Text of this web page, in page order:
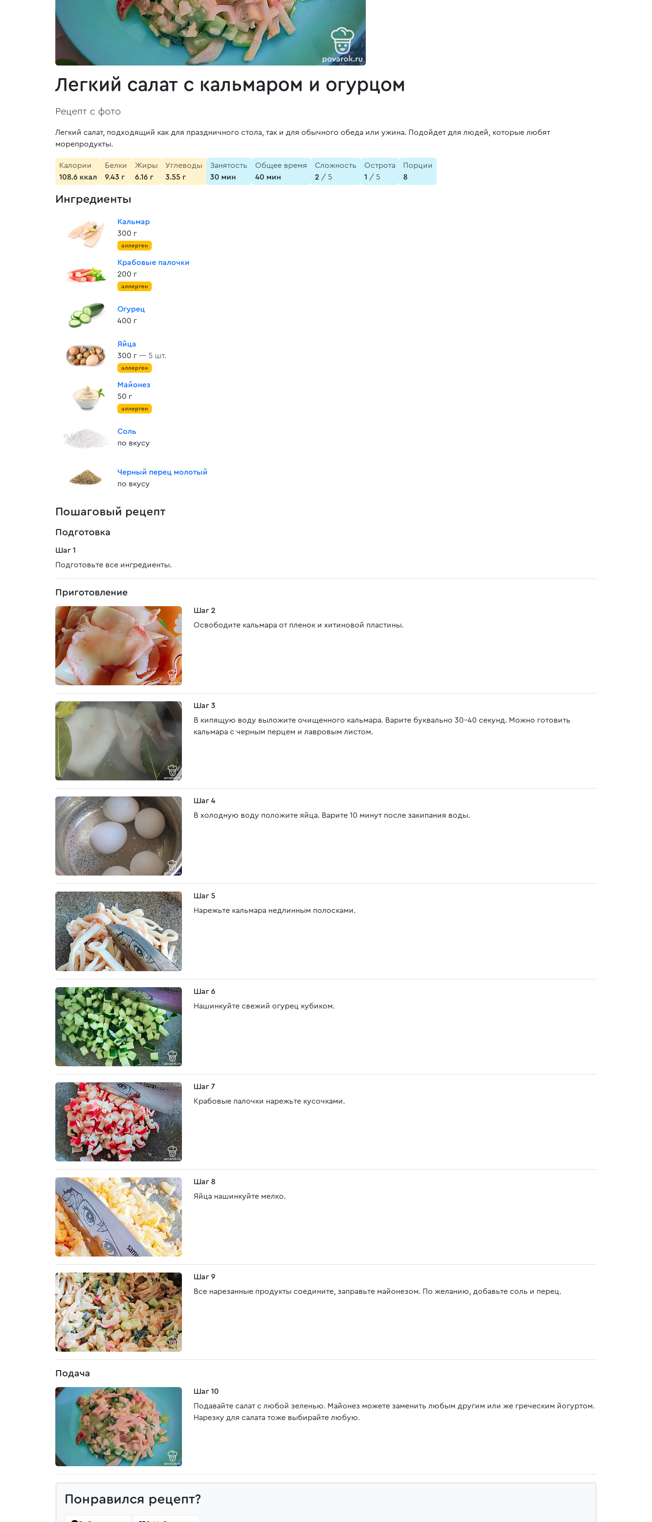
Легкий салат с кальмаром и огурцом
Рецепт с фото
Легкий салат, подходящий как для праздничного стола, так и для обычного обеда или ужина. Подойдет для людей, которые любят
морепродукты.
Калории
108.6 ккал
Белки
9.43 г
Жиры
6.16 г
Углеводы
3.55 г
Занятость
30 мин
Общее время
40 мин
Сложность
2 / 5
Острота
1 / 5
Порции
8
Ингредиенты
Кальмар
300 г
аллерген
Крабовые палочки
200 г
аллерген
Огурец
400 г
Яйца
300 г — 5 шт.
аллерген
Майонез
50 г
аллерген
Соль
по вкусу
Черный перец молотый
по вкусу
Пошаговый рецепт
Подготовка
Шаг 1
Подготовьте все ингредиенты.
Приготовление
Шаг 2
Освободите кальмара от пленок и хитиновой пластины.
Шаг 3
В кипящую воду выложите очищенного кальмара. Варите буквально 30-40 секунд. Можно готовить
кальмара с черным перцем и лавровым листом.
Шаг 4
В холодную воду положите яйца. Варите 10 минут после закипания воды.
Шаг 5
Нарежьте кальмара недлинным полосками.
Шаг 6
Нашинкуйте свежий огурец кубиком.
Шаг 7
Крабовые палочки нарежьте кусочками.
Шаг 8
Яйца нашинкуйте мелко.
Шаг 9
Все нарезанные продукты соедините, заправьте майонезом. По желанию, добавьте соль и перец.
Подача
Шаг 10
Подавайте салат с любой зеленью. Майонез можете заменить любым другим или же греческим йогуртом.
Нарезку для салата тоже выбирайте любую.
Понравился рецепт?